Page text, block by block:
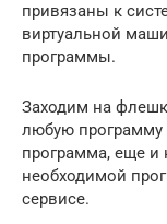
привязаны к
виртуальной
программы.
Заходим на
любую программу
программа, еще и
необходимой
сервисе.